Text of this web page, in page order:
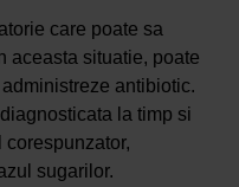
care poate sa
aceasta situatie, poate
antibiotic.
la timp si
corespunzator,
sugarilor.